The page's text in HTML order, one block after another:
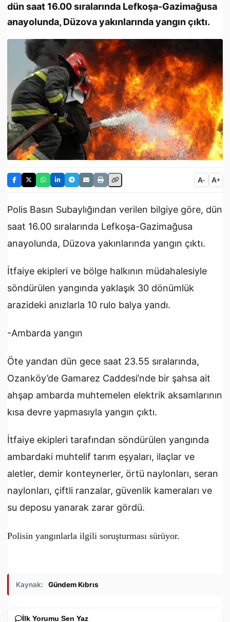
dün saat 16.00 sıralarında Lefkoşa-Gazimağusa
anayolunda, Düzova yakınlarında yangın çıktı.
A- A+
Polis Basın Subaylığından verilen bilgiye göre, dün
saat 16.00 sıralarında Lefkoşa-Gazimağusa
anayolunda, Düzova yakınlarında yangın çıktı.
İtfaiye ekipleri ve bölge halkının müdahalesiyle
söndürülen yangında yaklaşık 30 dönümlük
arazideki anızlarla 10 rulo balya yandı.
-Ambarda yangın
Öte yandan dün gece saat 23.55 sıralarında,
Ozanköy’de Gamarez Caddesi’nde bir şahsa ait
ahşap ambarda muhtemelen elektrik aksamlarının
kısa devre yapmasıyla yangın çıktı.
İtfaiye ekipleri tarafından söndürülen yangında
ambardaki muhtelif tarım eşyaları, ilaçlar ve
aletler, demir konteynerler, örtü naylonları, seran
naylonları, çiftli ranzalar, güvenlik kameraları ve
su deposu yanarak zarar gördü.
Polisin yangınlarla ilgili soruşturması sürüyor.
Kaynak: Gündem Kıbrıs
İlk Yorumu Sen Yaz